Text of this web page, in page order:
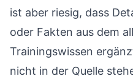
ist aber riesig, dass
oder Fakten aus dem
Trainingswissen
nicht in der Quelle